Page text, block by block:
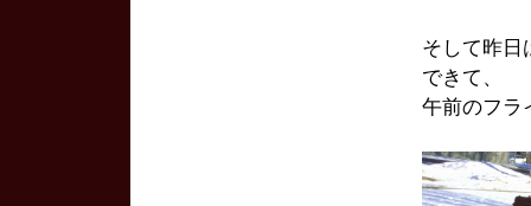
そして昨日
できて、
午前のフラ